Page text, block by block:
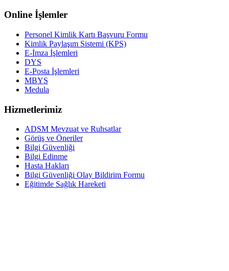
Online İşlemler
Personel Kimlik Kartı Başvuru Formu
Kimlik Paylaşım Sistemi (KPS)
E-İmza İşlemleri
DYS
E-Posta İşlemleri
MBYS
Medula
Hizmetlerimiz
ADSM Mevzuat ve Ruhsatlar
Görüş ve Öneriler
Bilgi Güvenliği
Bilgi Edinme
Hasta Hakları
Bilgi Güvenliği Olay Bildirim Formu
Eğitimde Sağlık Hareketi